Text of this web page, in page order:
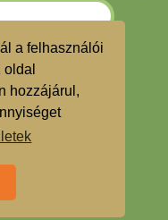
a felhasználói
hozzájárul,
2023